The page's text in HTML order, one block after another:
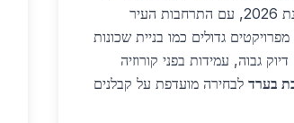
התעשייה, המגורים ופרויקטים מיוחדים. בשנת 2026, עם התרחבות העיר
גדולים כמו בניית שכונות
גבוה, עמידות בפני קורוזיה
בערד לבחירה מועדפת על קבלנים